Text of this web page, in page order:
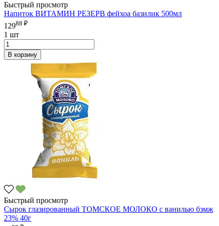
Быстрый просмотр
Напиток ВИТАМИН РЕЗЕРВ фейхоа базилик 500мл
12988 ₽
1 шт
В корзину
Быстрый просмотр
Сырок глазированный ТОМСКОЕ МОЛОКО с ванилью бзмж
23% 40г